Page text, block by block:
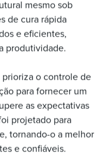
mesmo sob
de cura rápida
e eficientes,
produtividade.
prioriza o controle de
para fornecer um
as expectativas
projetado para
tornando-o a melhor
e confiáveis.